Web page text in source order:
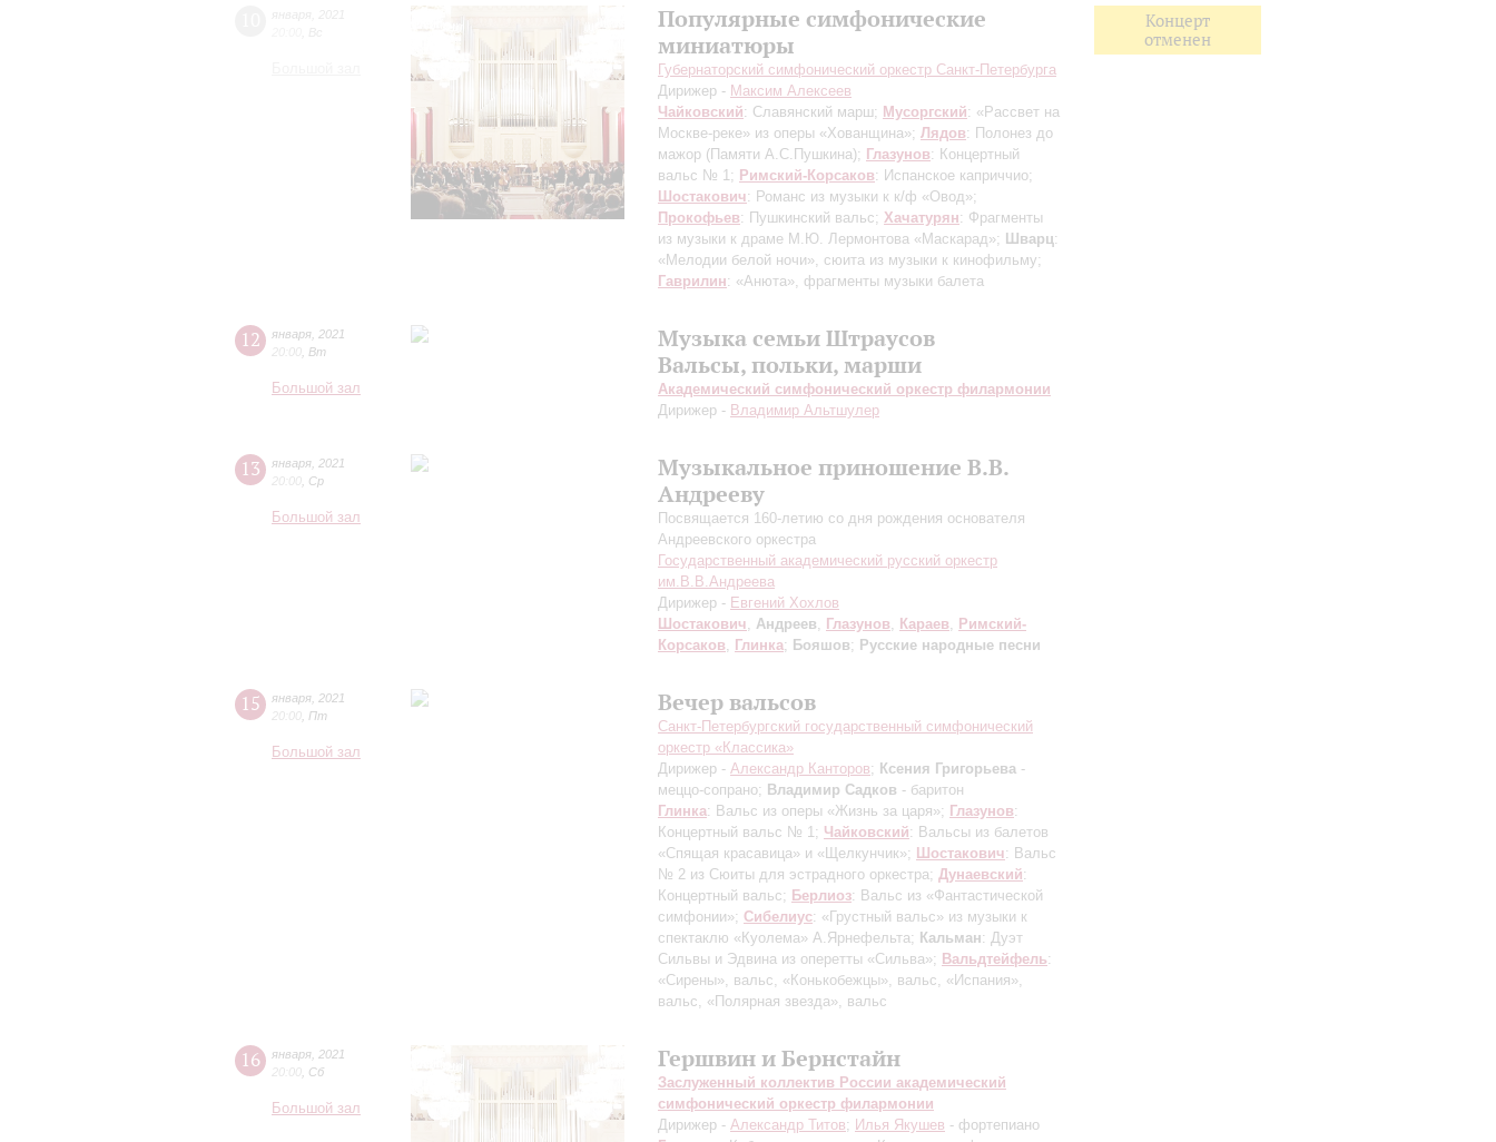
Популярные симфонические
миниатюры
Губернаторский симфонический оркестр Санкт-Петербурга
Дирижер - Максим Алексеев
Чайковский: Славянский марш; Мусоргский: «Рассвет на
Москве-реке» из оперы «Хованщина»; Лядов: Полонез до
мажор (Памяти А.С.Пушкина); Глазунов: Концертный
вальс № 1; Римский-Корсаков: Испанское каприччио;
Шостакович: Романс из музыки к к/ф «Овод»;
Прокофьев: Пушкинский вальс; Хачатурян: Фрагменты
из музыки к драме М.Ю. Лермонтова «Маскарад»; Шварц:
«Мелодии белой ночи», сюита из музыки к кинофильму;
Гаврилин: «Анюта», фрагменты музыки балета
Концерт
отменен
12 января 2021
20:00 Вт
Большой зал
Музыка семьи Штраусов
Вальсы, польки, марши
Академический симфонический оркестр филармонии
Дирижер - Владимир Альтшулер
13 января 2021
20:00 Ср
Большой зал
Музыкальное приношение В.В.
Андрееву
Посвящается 160-летию со дня рождения основателя
Андреевского оркестра
Государственный академический русский оркестр
им.В.В.Андреева
Дирижер - Евгений Хохлов
Шостакович, Андреев, Глазунов, Караев, Римский-
Корсаков, Глинка; Бояшов; Русские народные песни
15 января 2021
20:00 Пт
Большой зал
Вечер вальсов
Санкт-Петербургский государственный симфонический
оркестр «Классика»
Дирижер - Александр Канторов; Ксения Григорьева -
меццо-сопрано; Владимир Садков - баритон
Глинка: Вальс из оперы «Жизнь за царя»; Глазунов:
Концертный вальс № 1; Чайковский: Вальсы из балетов
«Спящая красавица» и «Щелкунчик»; Шостакович: Вальс
№ 2 из Сюиты для эстрадного оркестра; Дунаевский:
Концертный вальс; Берлиоз: Вальс из «Фантастической
симфонии»; Сибелиус: «Грустный вальс» из музыки к
спектаклю «Куолема» А.Ярнефельта; Кальман: Дуэт
Сильвы и Эдвина из оперетты «Сильва»; Вальдтейфель:
«Сирены», вальс, «Конькобежцы», вальс, «Испания»,
вальс, «Полярная звезда», вальс
16 января 2021
20:00 Сб
Большой зал
Гершвин и Бернстайн
Заслуженный коллектив России академический
симфонический оркестр филармонии
Дирижер - Александр Титов; Илья Якушев - фортепиано